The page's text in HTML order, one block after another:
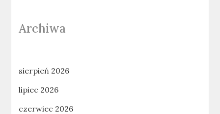
Archiwa
sierpień 2026
lipiec 2026
czerwiec 2026